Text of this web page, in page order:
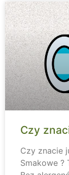
Czy
Czy znacie
Smakowe ?